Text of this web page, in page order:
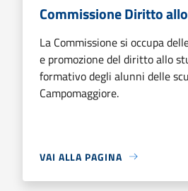
Commissione Diritto
La Commissione si occupa
e promozione del diritto allo
formativo degli alunni delle
Campomaggiore.
VAI ALLA PAGINA